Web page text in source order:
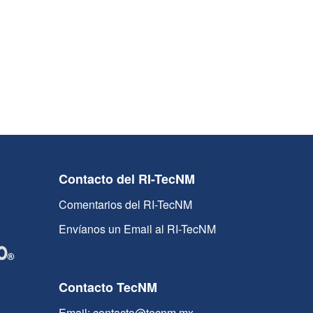
Contacto del RI-TecNM
Comentarios del RI-TecNM
Envíanos un Email al RI-TecNM
Contacto TecNM